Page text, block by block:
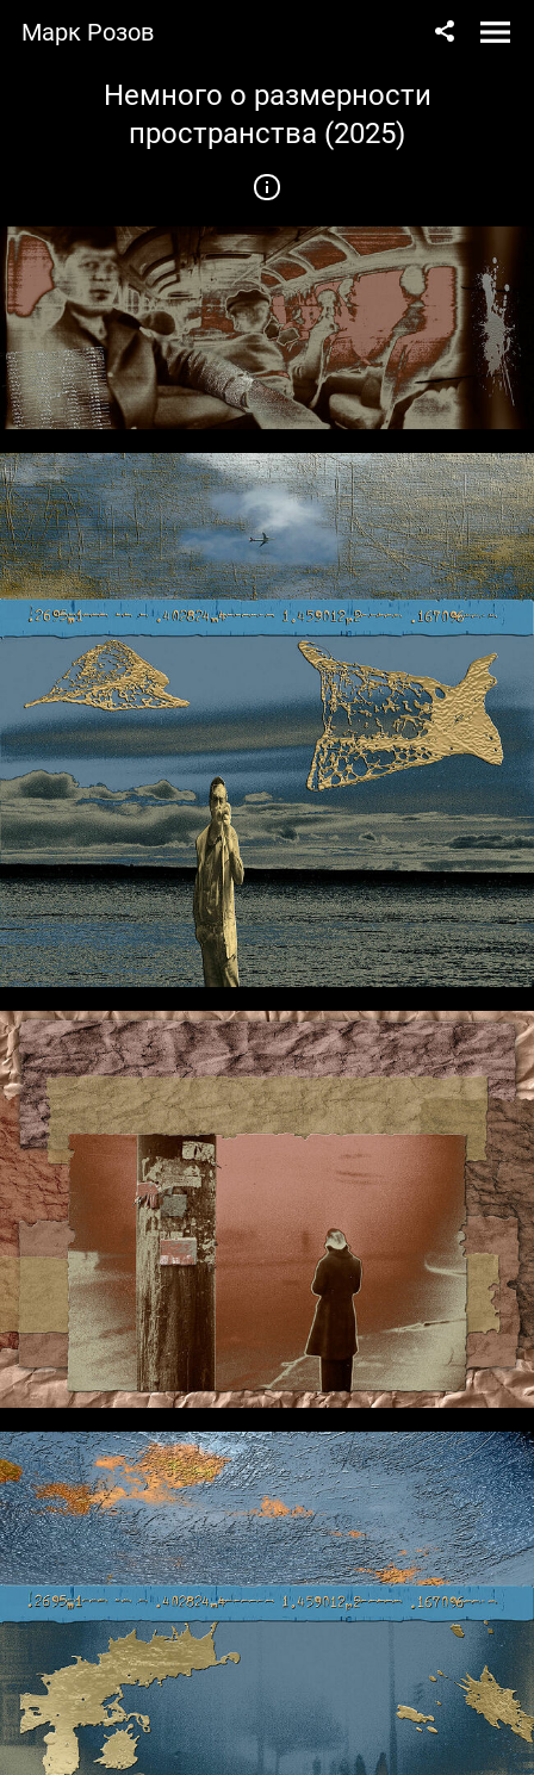
Марк Розов
Немного о размерности
пространства (2025)